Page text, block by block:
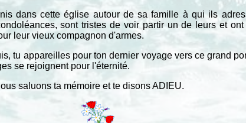
dans cette église autour de sa famille à qui ils
sont tristes de voir partir un de leurs et ont
leur vieux compagnon d'armes.
tu appareilles pour ton dernier voyage vers ce grand
se rejoignent pour l'éternité.
saluons ta mémoire et te disons ADIEU.